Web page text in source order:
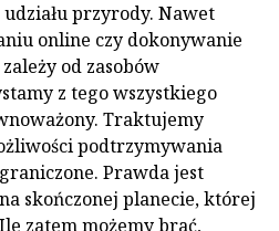
przyrody. Nawet
online czy dokonywanie
od zasobów
z tego wszystkiego
Traktujemy
podtrzymywania
Prawda jest
skończonej planecie, której
zatem możemy brać,